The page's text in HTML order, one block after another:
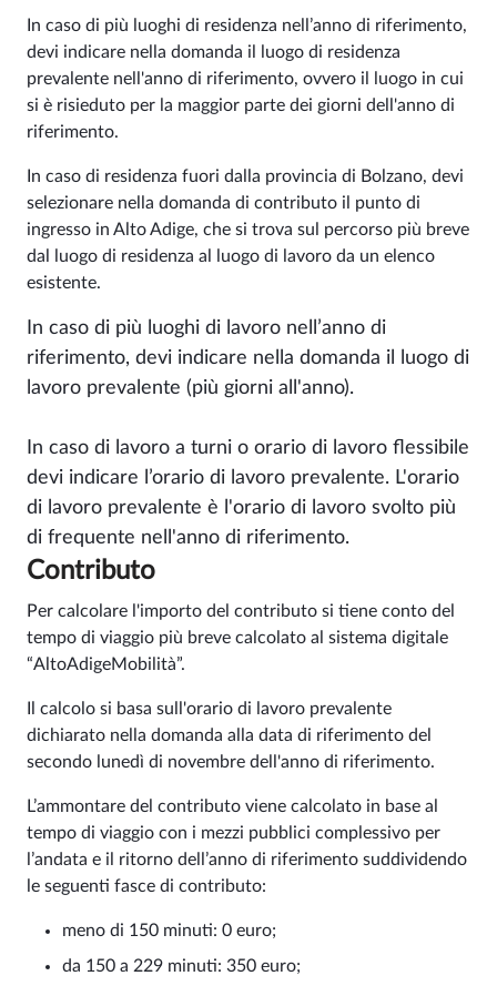
In caso di più luoghi di residenza nell’anno di riferimento,
devi indicare nella domanda il luogo di residenza
prevalente nell'anno di riferimento, ovvero il luogo in cui
si è risieduto per la maggior parte dei giorni dell'anno di
riferimento.
In caso di residenza fuori dalla provincia di Bolzano, devi
selezionare nella domanda di contributo il punto di
ingresso in Alto Adige, che si trova sul percorso più breve
dal luogo di residenza al luogo di lavoro da un elenco
esistente.
In caso di più luoghi di lavoro nell’anno di
riferimento, devi indicare nella domanda il luogo di
lavoro prevalente (più giorni all'anno).
In caso di lavoro a turni o orario di lavoro flessibile
devi indicare l’orario di lavoro prevalente. L'orario
di lavoro prevalente è l'orario di lavoro svolto più
di frequente nell'anno di riferimento.
Contributo
Per calcolare l'importo del contributo si tiene conto del
tempo di viaggio più breve calcolato al sistema digitale
“AltoAdigeMobilità”.
Il calcolo si basa sull'orario di lavoro prevalente
dichiarato nella domanda alla data di riferimento del
secondo lunedì di novembre dell'anno di riferimento.
L’ammontare del contributo viene calcolato in base al
tempo di viaggio con i mezzi pubblici complessivo per
l’andata e il ritorno dell’anno di riferimento suddividendo
le seguenti fasce di contributo:
meno di 150 minuti: 0 euro;
da 150 a 229 minuti: 350 euro;